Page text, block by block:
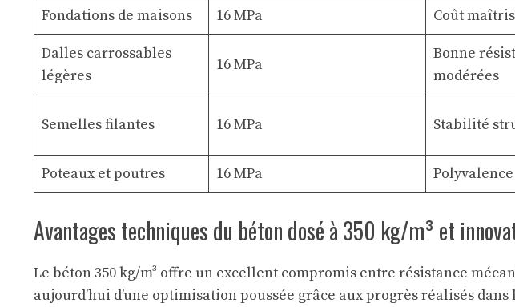
Fondations de maisons 16 MPa Coût
Dalles carrossables
légères
16 MPa
Bonne
modérées
Semelles filantes 16 MPa Stabilité
Poteaux et poutres 16 MPa
Avantages techniques du béton dosé à 350 kg/m³ et
Le béton 350 kg/m³ offre un excellent compromis entre résistance
aujourd’hui d’une optimisation poussée grâce aux progrès réalisés